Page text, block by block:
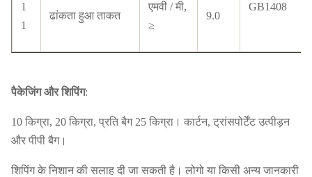
1
1
ढांकता हुआ ताकत
एमवी / मी,
≥
9.0
GB1408
पैकेजिंग और शिपिंग:
10 किग्रा, 20 किग्रा, प्रति बैग 25 किग्रा। कार्टन, ट्रांसपोर्टेंट उत्पीड़न
और पीपी बैग।
शिपिंग के निशान की सलाह दी जा सकती है। लोगो या किसी अन्य जानकारी